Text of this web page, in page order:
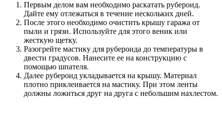
Первым делом вам необходимо раскатать рубероид.
Дайте ему отлежаться в течение нескольких дней.
После этого необходимо очистить крышу гаража от
пыли и грязи. Используйте для этого веник или
жесткую щетку.
Разогрейте мастику для рубероида до температуры в
двести градусов. Нанесите ее на конструкцию с
помощью шпателя.
Далее рубероид укладывается на крышу. Материал
плотно приклеивается на мастику. При этом ленты
должны ложиться друг на друга с небольшим нахлестом.